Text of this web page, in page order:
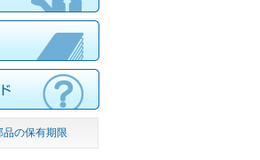
の保有期限